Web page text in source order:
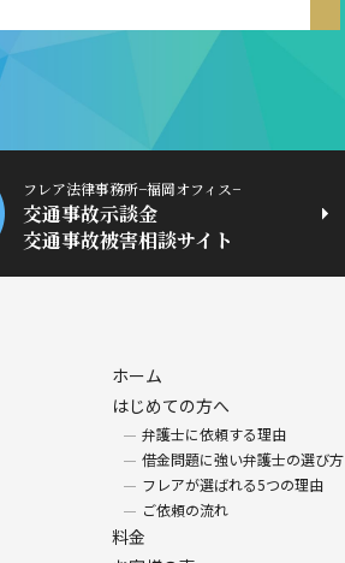
フレア法律事務所−福岡オフィス−
交通事故示談金
交通事故被害相談サイト
ホーム
はじめての方へ
弁護士に依頼する理由
借金問題に強い弁護士の選び方
フレアが選ばれる5つの理由
ご依頼の流れ
料金